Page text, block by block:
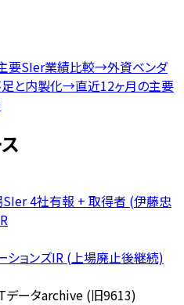
要SIer業績比較→外資ベンダ
と内製化→直近12ヶ月の主要
4社有報 + 取得者 (伊藤忠
ションズIR (上場廃止後継続)
ータarchive (旧9613)